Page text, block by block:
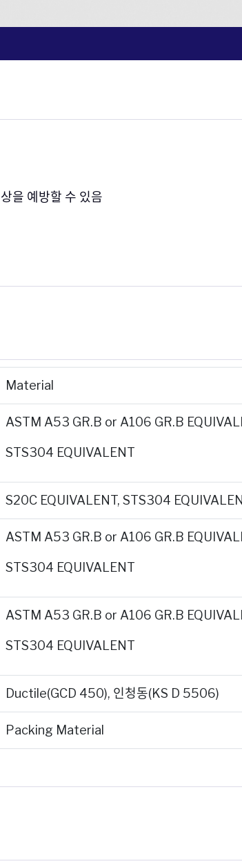
을 예방할 수 있음
Material
ASTM A53 GR.B or A106 GR.B
STS304 EQUIVALENT
S20C EQUIVALENT, STS304
ASTM A53 GR.B or A106 GR.B
STS304 EQUIVALENT
ASTM A53 GR.B or A106 GR.B
STS304 EQUIVALENT
Ductile(GCD 450), 인청동(KS D 5506)
Packing Material